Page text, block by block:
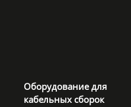
Оборудование для
кабельных сборок